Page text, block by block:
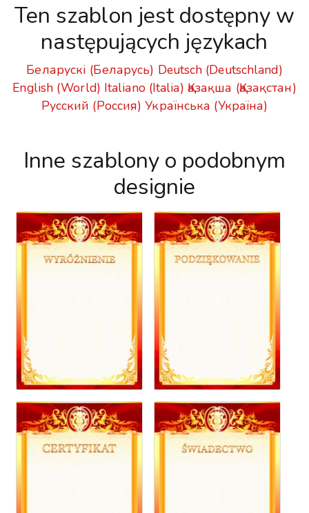
Ten szablon jest dostępny w
następujących językach
Беларускі (Беларусь) Deutsch (Deutschland)
English (World) Italiano (Italia) Қазақша (Қазақстан)
Русский (Россия) Українська (Україна)
Inne szablony o podobnym
designie